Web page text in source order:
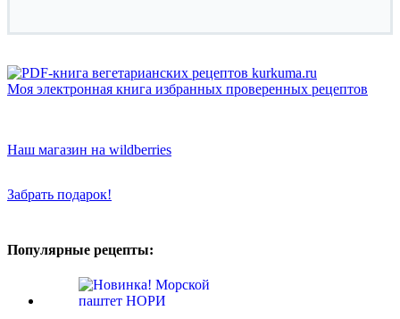
Моя электронная книга избранных проверенных рецептов
Наш магазин на wildberries
Забрать подарок!
Популярные рецепты: